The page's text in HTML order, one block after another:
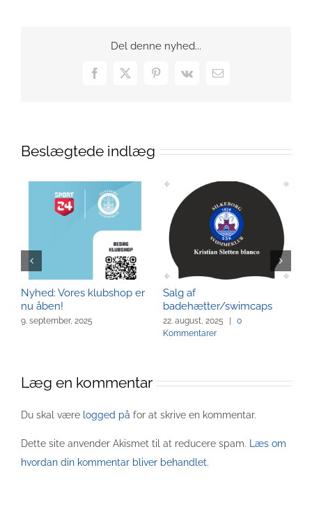
Del denne nyhed...
Facebook
X Pinterest
Vk
E-
Beslægtede indlæg
Nyhed: Vores klubshop er
nu åben!
9. september, 2025
Salg af
badehætter/swimcaps
22. august, 2025
0
Kommentarer
Læg en kommentar
Du skal være logged på for at skrive en kommentar.
Dette site anvender Akismet til at reducere spam.
Læs om
hvordan din kommentar bliver behandlet.